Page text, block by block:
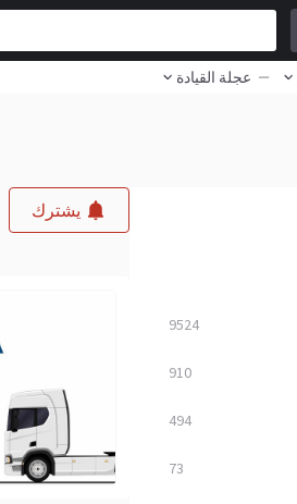
عجلة القيادة
9524
910
494
73
يشترك